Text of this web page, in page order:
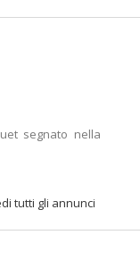
segnato nella
tutti gli annunci